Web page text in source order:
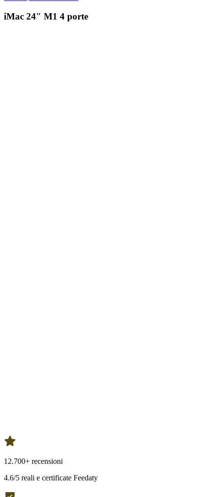
iMac 24" M1 4 porte
12.700+ recensioni
4.6/5 reali e certificate Feedaty